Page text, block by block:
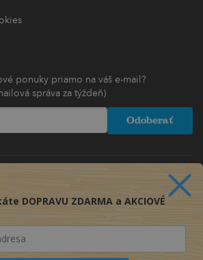
ponuky priamo na váš e-mail?
správa za týždeň)
Odoberať
DOPRAVU ZDARMA a AKCIOVÉ